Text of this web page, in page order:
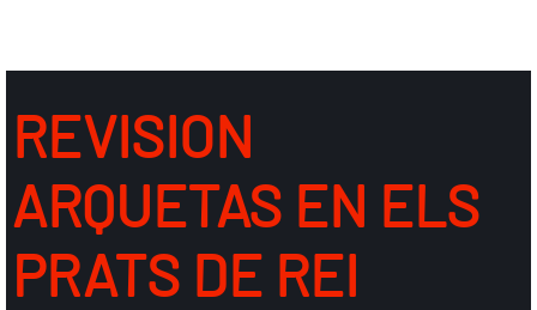
REVISION
ARQUETAS EN ELS
PRATS DE REI